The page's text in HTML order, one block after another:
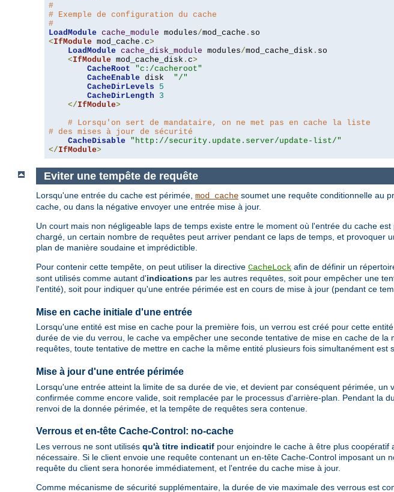
#
# Exemple de configuration du cache
#
LoadModule cache_module modules/mod_cache .
<IfModule mod_cache . c>
LoadModule cache_disk_module modules/mod_cache_disk . so
<IfModule mod_cache_disk . c>
CacheRoot
"c:/cacheroot"
CacheEnable disk "/"
CacheDirLevels
5
CacheDirLength
3
</IfModule>
# Lorsqu'on sert de mandataire, on ne met pas en cache la liste
# des mises à jour de sécurité
CacheDisable
"http://security.update.server/update-list/"
</IfModule>
Eviter une tempête de requête
Lorsqu'une entrée du cache est périmée, mod_cache soumet une requête conditionnelle au
cache, ou dans la négative envoyer une entrée mise à jour.
Un court mais non négligeable laps de temps existe entre le moment où l'entrée du cache
chargé, un certain nombre de requêtes peut arriver pendant ce laps de temps, et provoquer
plan de manière soudaine et imprédictible.
Pour contenir cette tempête, on peut utiliser la directive CacheLock afin de définir un
sont utilisés comme autant d'indications par les autres requêtes, soit pour empêcher une
l'entité), soit pour indiquer qu'une entrée périmée est en cours de mise à jour (pendant ce
Mise en cache initiale d'une entrée
Lorsqu'une entité est mise en cache pour la première fois, un verrou est créé pour cette
durée de vie du verrou, le cache va empêcher une seconde tentative de mise en cache de
requêtes, toute tentative de mettre en cache la même entité plusieurs fois simultanément est
Mise à jour d'une entrée périmée
Lorsqu'une entrée atteint la limite de sa durée de vie, et devient par conséquent périmée,
confirmée comme encore valide, soit remplacée par le processus d'arrière-plan. Pendant la
renvoi de la donnée périmée, et la tempête de requêtes sera contenue.
Verrous et en-tête Cache-Control: no-cache
Les verrous ne sont utilisés qu'à titre indicatif pour enjoindre le cache à être plus
nécessaire. Si le client envoie une requête contenant un en-tête Cache-Control imposant
requête du client sera honorée immédiatement, et l'entrée du cache mise à jour.
Comme mécanisme de sécurité supplémentaire, la durée de vie maximale des verrous est